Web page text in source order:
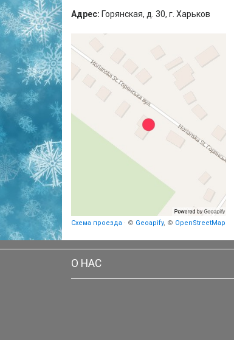
Адрес: Горянская, д. 30, г. Харьков
Схема проезда · © Geoapify, © OpenStreetMap
О НАС